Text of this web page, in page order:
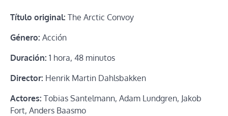
Título original: The Arctic Convoy
Género: Acción
Duración: 1 hora, 48 minutos
Director: Henrik Martin Dahlsbakken
Actores: Tobias Santelmann, Adam Lundgren, Jakob
Fort, Anders Baasmo